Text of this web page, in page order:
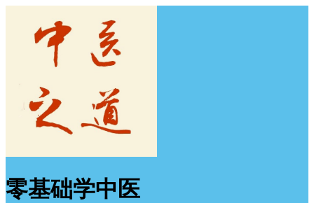
零基础学中医